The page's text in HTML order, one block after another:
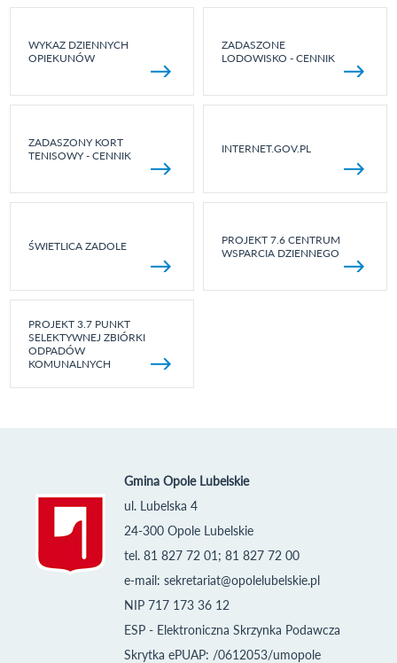
WYKAZ DZIENNYCH
OPIEKUNÓW
ZADASZONE
LODOWISKO - CENNIK
ZADASZONY KORT
TENISOWY - CENNIK
INTERNET.GOV.PL
ŚWIETLICA ZADOLE
PROJEKT 7.6 CENTRUM
WSPARCIA DZIENNEGO
PROJEKT 3.7 PUNKT
SELEKTYWNEJ ZBIÓRKI
ODPADÓW
KOMUNALNYCH
Gmina Opole Lubelskie
ul. Lubelska 4
24-300 Opole Lubelskie
tel. 81 827 72 01; 81 827 72 00
e-mail: sekretariat@opolelubelskie.pl
NIP 717 173 36 12
ESP - Elektroniczna Skrzynka Podawcza
Skrytka ePUAP: /0612053/umopole